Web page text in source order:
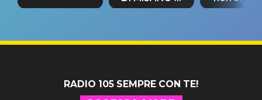
tappa
riconferma
fino alla
RADIO 105 SEMPRE CON TE!